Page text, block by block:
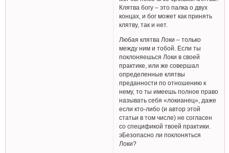
Клятва богу – это палка о двух
концах, и бог может как принять
клятву, так и нет.
Любая клятва Локи – только
между ним и тобой. Если ты
поклоняешься Локи в своей
практике, или же совершал
определенные клятвы
преданности по отношению к
нему, то ты имеешь полное право
называть себя «локианец», даже
если кто-либо (и автор этой
статьи в том числе) не согласен
со спецификой твоей практики.
эБезопасно ли поклоняться
Локи?